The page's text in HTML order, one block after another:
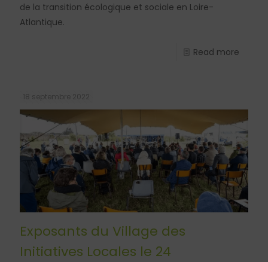
de la transition écologique et sociale en Loire-
Atlantique.
Read more
18 septembre 2022
Exposants du Village des
Initiatives Locales le 24